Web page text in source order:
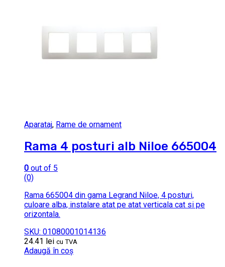
Aparataj, Rame de ornament
Rama 4 posturi alb Niloe 665004
0 out of 5
(0)
Rama 665004 din gama Legrand Niloe, 4 posturi,
culoare alba, instalare atat pe atat verticala cat si pe
orizontala.
SKU: 01080001014136
24.41 lei cu TVA
Adaugă în coș